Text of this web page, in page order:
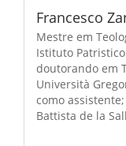
Francesco
Mestre em
Istituto
doutorando em
Università
como
Battista de la